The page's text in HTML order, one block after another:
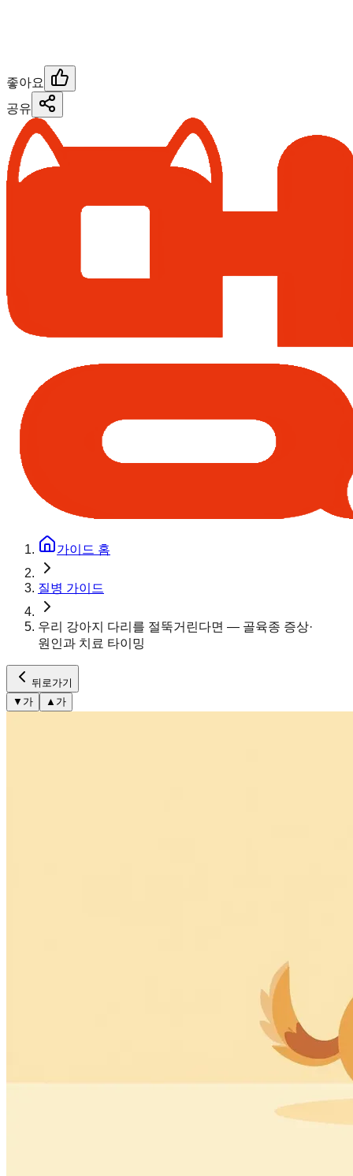
좋아요
공유
가이드 홈
질병 가이드
우리 강아지 다리를 절뚝거린다면 — 골육종 증상·
원인과 치료 타이밍
뒤로가기
▼ 가 ▲ 가